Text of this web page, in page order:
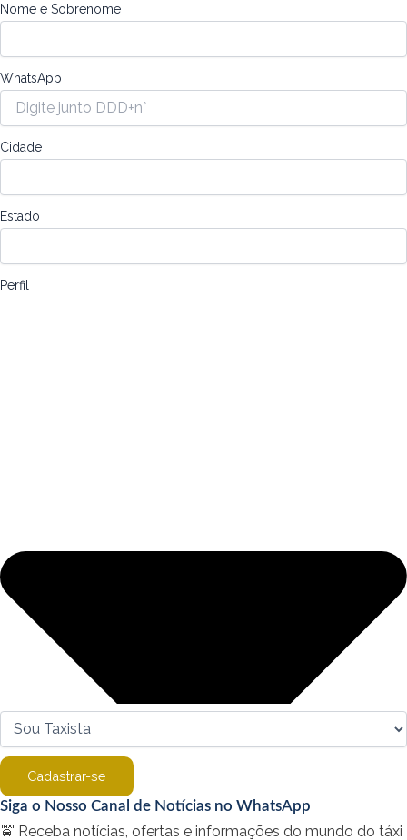
Nome e Sobrenome
WhatsApp
Cidade
Estado
Perfil
Cadastrar-se
Siga o Nosso Canal de Notícias no WhatsApp
🚖 Receba notícias, ofertas e informações do mundo do táxi